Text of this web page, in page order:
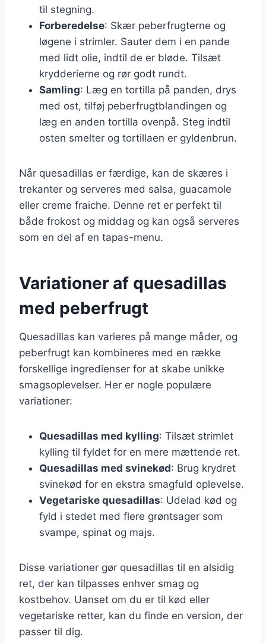
til stegning.
Forberedelse: Skær peberfrugterne og
løgene i strimler. Sauter dem i en pande
med lidt olie, indtil de er bløde. Tilsæt
krydderierne og rør godt rundt.
Samling: Læg en tortilla på panden, drys
med ost, tilføj peberfrugtblandingen og
læg en anden tortilla ovenpå. Steg indtil
osten smelter og tortillaen er gyldenbrun.
Når quesadillas er færdige, kan de skæres i
trekanter og serveres med salsa, guacamole
eller creme fraiche. Denne ret er perfekt til
både frokost og middag og kan også serveres
som en del af en tapas-menu.
Variationer af quesadillas
med peberfrugt
Quesadillas kan varieres på mange måder, og
peberfrugt kan kombineres med en række
forskellige ingredienser for at skabe unikke
smagsoplevelser. Her er nogle populære
variationer:
Quesadillas med kylling: Tilsæt strimlet
kylling til fyldet for en mere mættende ret.
Quesadillas med svinekød: Brug krydret
svinekød for en ekstra smagfuld oplevelse.
Vegetariske quesadillas: Udelad kød og
fyld i stedet med flere grøntsager som
svampe, spinat og majs.
Disse variationer gør quesadillas til en alsidig
ret, der kan tilpasses enhver smag og
kostbehov. Uanset om du er til kød eller
vegetariske retter, kan du finde en version, der
passer til dig.